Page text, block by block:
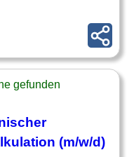
gefunden
(m/w/d)